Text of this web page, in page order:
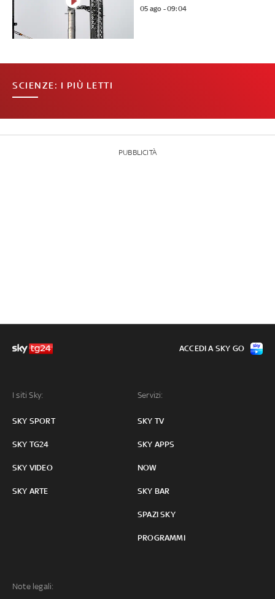
05 ago - 09:04
SCIENZE: I PIÙ LETTI
PUBBLICITÀ
I siti Sky:
SKY SPORT
SKY TG24
SKY VIDEO
SKY ARTE
Servizi:
SKY TV
SKY APPS
NOW
SKY BAR
SPAZI SKY
PROGRAMMI
Note legali:
ACCEDI A SKY GO